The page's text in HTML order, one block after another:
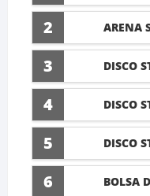
2 ARENA
3 DISCO
4 DISCO
5 DISCO
6 BOLSA